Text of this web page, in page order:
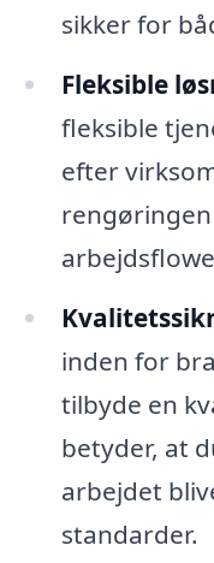
sikker for
Fleksible
fleksible
efter
inden for
tilbyde en
betyder, at
arbejdet
standarder.